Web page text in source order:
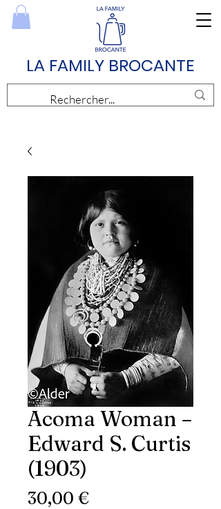
LA FAMILY BROCANTE
Acoma Woman –
Edward S. Curtis
(1903)
30,00 €Prix